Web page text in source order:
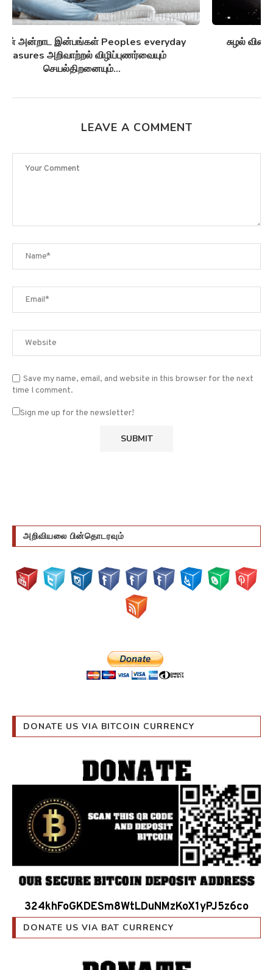
சுழல் விண்மீன் திரள்கள் Spiral galaxies விண்மீன்
சுழல்களாக மாறுவதற்கு முன்பு...
time I comment.
DONATE US VIA BITCOIN CURRENCY
DONATE US VIA BAT CURRENCY